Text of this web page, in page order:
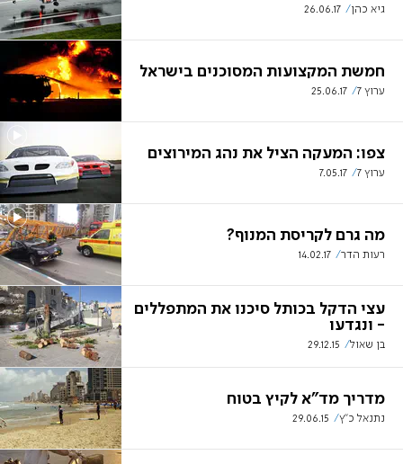
גיא כהן 26.06.17
חמשת המקצועות המסוכנים בישראל
ערוץ 7 25.06.17
צפו: המעקה הציל את נהג המירוצים
ערוץ 7 7.05.17
מה גרם לקריסת המנוף?
רעות הדר 14.02.17
עצי הדקל בכותל סיכנו את המתפללים
- ונגדעו
בן שאול 29.12.15
מדריך מד"א לקיץ בטוח
נתנאל כ"ץ 29.06.15